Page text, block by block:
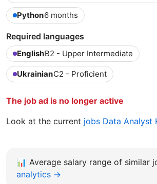
Python6 months
Required languages
EnglishB2 - Upper Intermediate
UkrainianC2 - Proficient
The job ad is no longer active
Look at the current jobs Data Analyst
📊 Average salary range of similar
analytics →